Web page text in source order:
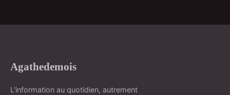
Agathedemois
L'information au quotidien, autrement